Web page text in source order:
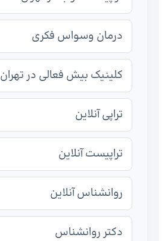
درمان وسواس فکری
کلینیک بیش فعالی در تهران
تراپی آنلاین
تراپیست آنلاین
روانشناس آنلاین
دکتر روانشناس